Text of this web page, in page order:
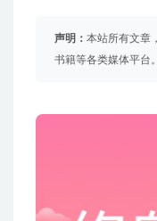
声明： 本站所有文章
书籍等各类媒体平台